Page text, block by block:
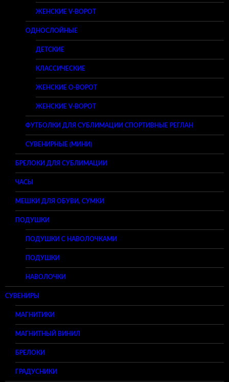
ЖЕНСКИЕ V-ВОРОТ
ОДНОСЛОЙНЫЕ
ДЕТСКИЕ
КЛАССИЧЕСКИЕ
ЖЕНСКИЕ O-ВОРОТ
ЖЕНСКИЕ V-ВОРОТ
ФУТБОЛКИ ДЛЯ СУБЛИМАЦИИ СПОРТИВНЫЕ РЕГЛАН
СУВЕНИРНЫЕ (МИНИ)
БРЕЛОКИ ДЛЯ СУБЛИМАЦИИ
ЧАСЫ
МЕШКИ ДЛЯ ОБУВИ, СУМКИ
ПОДУШКИ
ПОДУШКИ С НАВОЛОЧКАМИ
ПОДУШКИ
НАВОЛОЧКИ
СУВЕНИРЫ
МАГНИТИКИ
МАГНИТНЫЙ ВИНИЛ
БРЕЛОКИ
ГРАДУСНИКИ